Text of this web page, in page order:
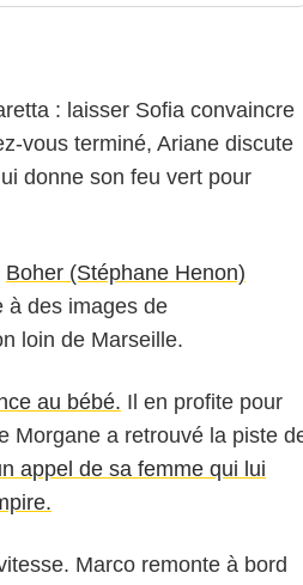
: laisser Sofia convaincre
vous terminé, Ariane discute
donne son feu vert pour
Boher (Stéphane Henon)
à des images de
loin de Marseille.
au bébé. Il en profite pour
Morgane a retrouvé la piste
appel de sa femme qui lui
Marco remonte à bord